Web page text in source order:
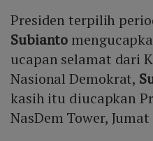
Presiden terpilih
Subianto
ucapan selamat dari
Nasional Demokrat,
kasih itu diucapkan
NasDem Tower,